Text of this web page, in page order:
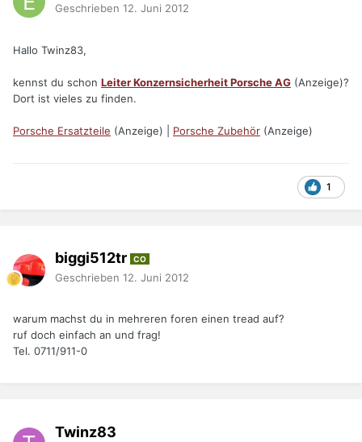
Geschrieben 12. Juni 2012
Hallo Twinz83,
kennst du schon Leiter Konzernsicherheit Porsche AG (Anzeige)?
Dort ist vieles zu finden.
Porsche Ersatzteile (Anzeige) | Porsche Zubehör (Anzeige)
1
biggi512tr CO
Geschrieben 12. Juni 2012
warum machst du in mehreren foren einen tread auf?
ruf doch einfach an und frag!
Tel. 0711/911-0
Twinz83